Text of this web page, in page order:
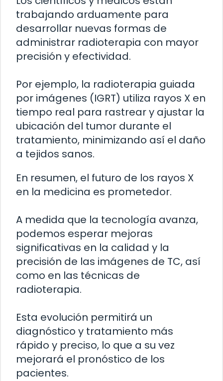
trabajando arduamente para
desarrollar nuevas formas de
administrar radioterapia con mayor
precisión y efectividad.
Por ejemplo, la radioterapia guiada
por imágenes (IGRT) utiliza rayos X en
tiempo real para rastrear y ajustar la
ubicación del tumor durante el
tratamiento, minimizando así el daño
a tejidos sanos.
En resumen, el futuro de los rayos X
en la medicina es prometedor.
A medida que la tecnología avanza,
podemos esperar mejoras
significativas en la calidad y la
precisión de las imágenes de TC, así
como en las técnicas de
radioterapia.
Esta evolución permitirá un
diagnóstico y tratamiento más
rápido y preciso, lo que a su vez
mejorará el pronóstico de los
pacientes.